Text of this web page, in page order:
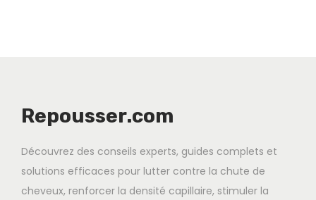
Repousser.com
Découvrez des conseils experts, guides complets et
solutions efficaces pour lutter contre la chute de
cheveux, renforcer la densité capillaire, stimuler la